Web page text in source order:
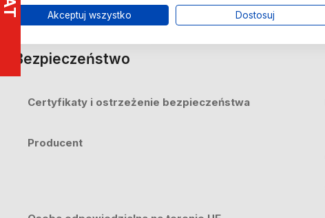
Bezpieczeństwo
Certyfikaty i ostrzeżenie bezpieczeństwa
Producent
Akceptuj wszystko Dostosuj